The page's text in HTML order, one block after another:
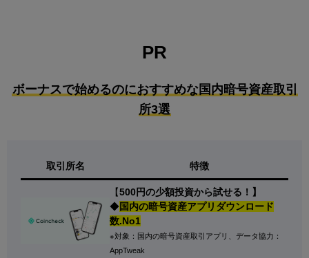
PR
ボーナスで始めるのにおすすめな国内暗号資産取引
所3選
取引所名 特徴
【500円の少額投資から試せる！】
◆国内の暗号資産アプリダウンロード
数.No1
※対象：国内の暗号資産取引アプリ、データ協力：
AppTweak